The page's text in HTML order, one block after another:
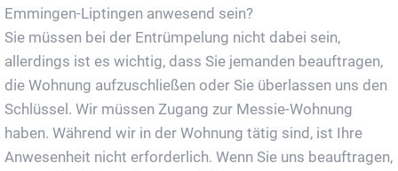
Emmingen-Liptingen anwesend sein?
Sie müssen bei der Entrümpelung nicht dabei sein,
allerdings ist es wichtig, dass Sie jemanden beauftragen,
die Wohnung aufzuschließen oder Sie überlassen uns den
Schlüssel. Wir müssen Zugang zur Messie-Wohnung
haben. Während wir in der Wohnung tätig sind, ist Ihre
Anwesenheit nicht erforderlich. Wenn Sie uns beauftragen,